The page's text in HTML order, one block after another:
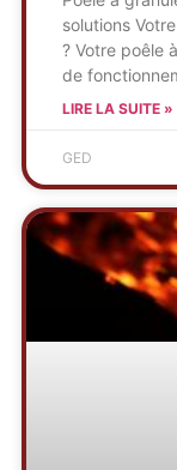
solutions
? Votre poêle
de
LIRE LA SUITE »
GED